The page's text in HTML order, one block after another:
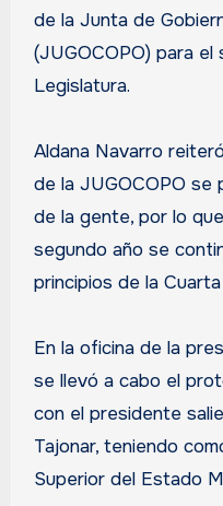
de la Junta de
(JUGOCOPO) para el
Legislatura.
Aldana Navarro
de la JUGOCOPO se
de la gente, por lo
segundo año se
principios de la
En la oficina de la
se llevó a cabo el
con el presidente
Tajonar, teniendo
Superior del Estado